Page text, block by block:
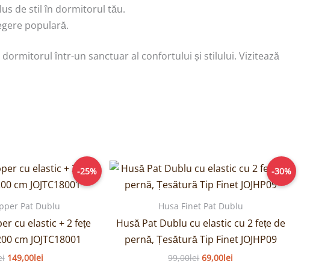
de stil în dormitorul tău.
populară.
dormitorul într-un sanctuar al confortului și stilului. Vizitează
-25%
Pat Dublu
cu elastic + 2 fețe
cm JOJTC18001
Prețul
a
199,00lei.
149,00lei
Prețul
este:
-30%
Husa Finet Pat Dublu
Husă Pat Dublu cu elastic cu 2 fețe de
pernă, Țesătură Tip Finet JOJHP09
99,00lei
Prețul
a
99,00lei.
69,00lei
Prețul
este: